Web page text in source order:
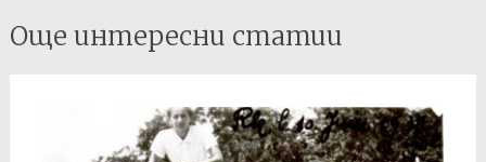
Post
navigation
Още интересни статии